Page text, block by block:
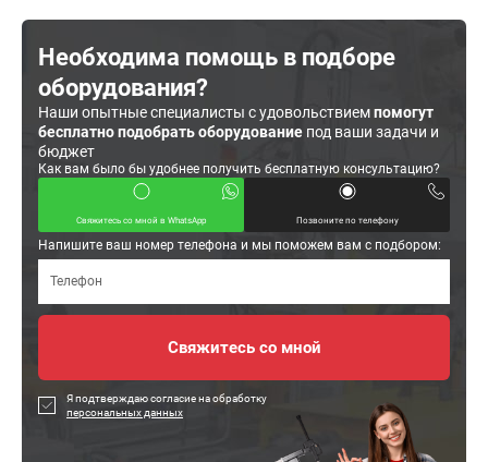
Необходима помощь в подборе
оборудования?
Наши опытные специалисты с удовольствиемпомогут
бесплатно подобрать оборудование под ваши задачи и
бюджет
Как вам было бы удобнее получить бесплатную консультацию?
Свяжитесь со мной в WhatsApp Позвоните по телефону
Напишите ваш номер телефона и мы поможем вам с подбором:
Я подтверждаю согласие на обработку
персональных данных